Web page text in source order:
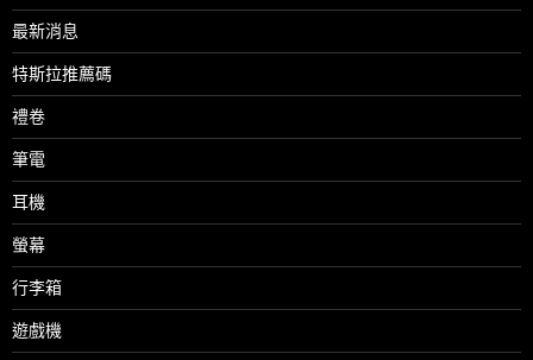
最新消息
特斯拉推薦碼
禮卷
筆電
耳機
螢幕
行李箱
遊戲機